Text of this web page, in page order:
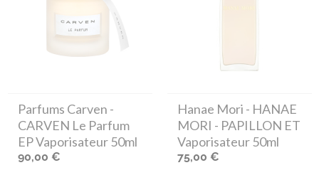
Parfums Carven -
CARVEN Le Parfum
EP Vaporisateur 50ml
90,00 €
Hanae Mori - HANAE
MORI - PAPILLON ET
Vaporisateur 50ml
75,00 €